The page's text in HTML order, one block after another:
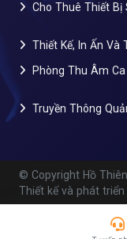
Cho Thuê Thiết Bị
Thiết Kế, In Ấn Và
Phòng Thu Âm
Truyền Thông
© Copyright Hồ
Thiết kế và phát triển